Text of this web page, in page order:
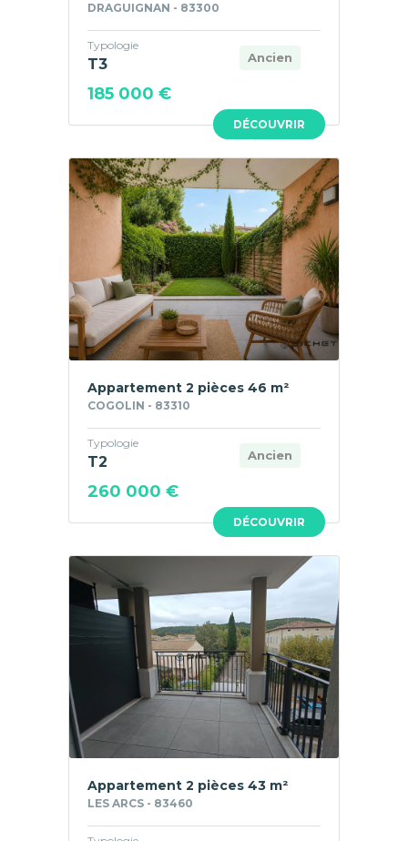
DÉCOUVRIR
DRAGUIGNAN - 83300
Ancien
Typologie
T3
185 000 €
DÉCOUVRIR
Appartement 2 pièces 46 m²
COGOLIN - 83310
Ancien
Typologie
T2
260 000 €
Appartement 2 pièces 43 m²
LES ARCS - 83460